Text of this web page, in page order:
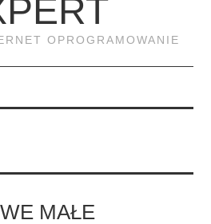
OPROGRAMOWANIE
MAŁE